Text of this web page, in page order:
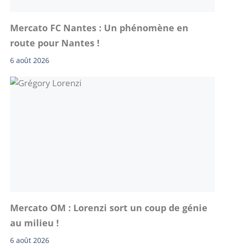
Mercato FC Nantes : Un phénomène en
route pour Nantes !
6 août 2026
Mercato OM : Lorenzi sort un coup de génie
au milieu !
6 août 2026